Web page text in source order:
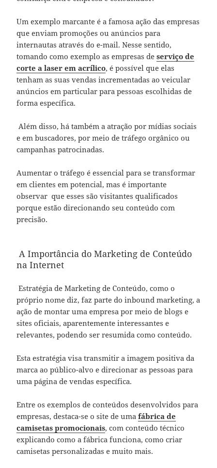
Um exemplo marcante é a famosa ação das empresas
que enviam promoções ou anúncios para
internautas através do e-mail. Nesse sentido,
tomando como exemplo as empresas deserviço de
corte a laser em acrílico, é possível que elas
tenham as suas vendas incrementadas ao veicular
anúncios em particular para pessoas escolhidas de
forma específica.
Além disso, há também a atração por mídias sociais
e em buscadores, por meio de tráfego orgânico ou
campanhas patrocinadas.
Aumentar o tráfego é essencial para se transformar
em clientes em potencial, mas é importante
observar que esses são visitantes qualificados
porque estão direcionando seu conteúdo com
precisão.
A Importância do Marketing de Conteúdo
na Internet
Estratégia de Marketing de Conteúdo, como o
próprio nome diz, faz parte do inbound marketing, a
ação de montar uma empresa por meio de blogs e
sites oficiais, aparentemente interessantes e
relevantes, podendo ser resumida como conteúdo.
Esta estratégia visa transmitir a imagem positiva da
marca ao público-alvo e direcionar as pessoas para
uma página de vendas específica.
Entre os exemplos de conteúdos desenvolvidos para
empresas, destaca-se o site de umafábrica de
camisetas promocionais, com conteúdo técnico
explicando como a fábrica funciona, como criar
camisetas personalizadas e muito mais.